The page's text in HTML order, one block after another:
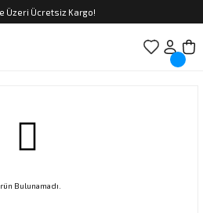
Üzeri Ücretsiz Kargo!
Bulunamadı.